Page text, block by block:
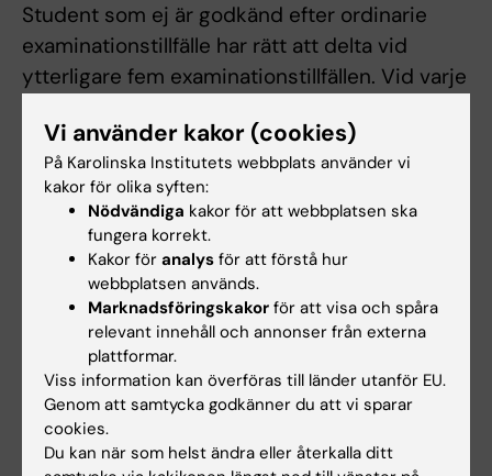
Student som ej är godkänd efter ordinarie
examinationstillfälle har rätt att delta vid
ytterligare fem examinationstillfällen. Vid varje
examinationstillfälle och två
omtentamenstillfällen. Om studenten
genomfört sex underkända
tentamina/prov/inlämningsuppgifter ges inte
något ytterligare examinationstillfälle.
Komplettering av skriftlig inlämningsuppgift
räknas som ett examinationstillfälle. Inlämning
av blank skrivning räknas som
examinationstillfälle. Examinationstillfälle till
vilket studenten anmält sig men inte deltagit
räknas inte som examinationstillfälle.
Vi använder kakor (cookies)
På Karolinska Institutets webbplats använder vi
kakor för olika syften:
Nödvändiga kakor för att webbplatsen ska
fungera korrekt.
Kakor för analys för att förstå hur
webbplatsen används.
Marknadsföringskakor för att visa och spåra
relevant innehåll och annonser från externa
plattformar.
Viss information kan överföras till länder utanför EU.
Genom att samtycka godkänner du att vi sparar
cookies.
Du kan när som helst ändra eller återkalla ditt